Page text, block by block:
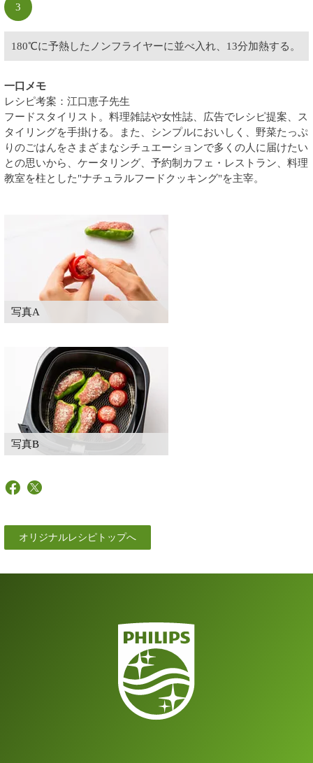
3
180℃に予熱したノンフライヤーに並べ入れ、13分加熱する。
一口メモ
レシピ考案：江口恵子先生
フードスタイリスト。料理雑誌や女性誌、広告でレシピ提案、ス
タイリングを手掛ける。また、シンプルにおいしく、野菜たっぷ
りのごはんをさまざまなシチュエーションで多くの人に届けたい
との思いから、ケータリング、予約制カフェ・レストラン、料理
教室を柱とした"ナチュラルフードクッキング"を主宰。
写真A
写真B
オリジナルレシピトップへ